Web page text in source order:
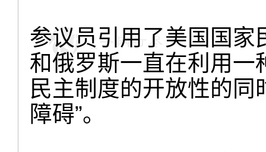
参议员引用了美国国家
和俄罗斯一直在利用一
民主制度的开放性的
障碍”。